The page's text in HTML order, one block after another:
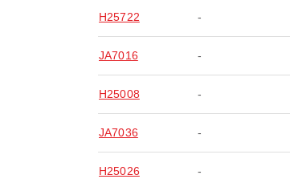
H25722 -
JA7016 -
H25008 -
JA7036 -
H25026 -